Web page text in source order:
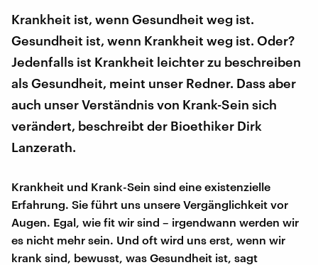
Krankheit ist, wenn Gesundheit weg ist.
Gesundheit ist, wenn Krankheit weg ist. Oder?
Jedenfalls ist Krankheit leichter zu beschreiben
als Gesundheit, meint unser Redner. Dass aber
auch unser Verständnis von Krank-Sein sich
verändert, beschreibt der Bioethiker Dirk
Lanzerath.
Krankheit und Krank-Sein sind eine existenzielle
Erfahrung. Sie führt uns unsere Vergänglichkeit vor
Augen. Egal, wie fit wir sind – irgendwann werden wir
es nicht mehr sein. Und oft wird uns erst, wenn wir
krank sind, bewusst, was Gesundheit ist, sagt